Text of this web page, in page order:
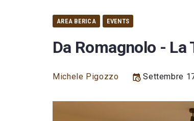
AREA BERICA EVENTS
Da Romagnolo -
Michele Pigozzo Settembre